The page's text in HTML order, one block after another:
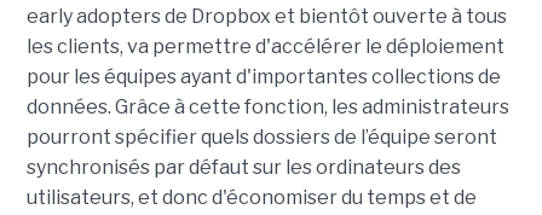
early adopters de Dropbox et bientôt ouverte à tous
les clients, va permettre d'accélérer le déploiement
pour les équipes ayant d'importantes collections de
données. Grâce à cette fonction, les administrateurs
pourront spécifier quels dossiers de l’équipe seront
synchronisés par défaut sur les ordinateurs des
utilisateurs, et donc d'économiser du temps et de